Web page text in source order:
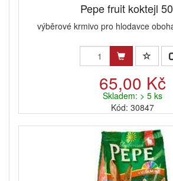
Pepe fruit koktejl
výběrové krmivo pro hlodavce
65,00 Kč
Skladem: > 5 ks
Kód: 30847